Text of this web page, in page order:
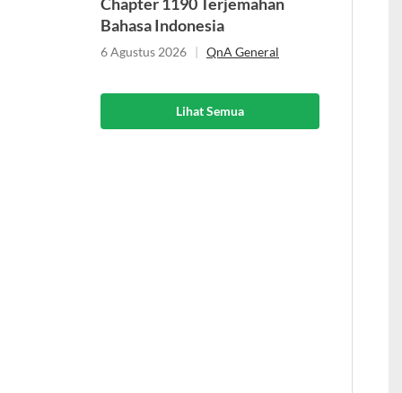
Bahasa Indonesia
6 Agustus 2026 | QnA General
Lihat Semua